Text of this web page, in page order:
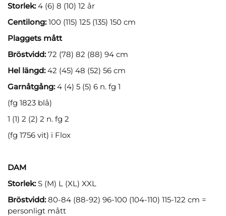
Storlek:4 (6) 8 (10) 12 år
Centilong:100 (115) 125 (135) 150 cm
Plaggets mått
Bröstvidd:72 (78) 82 (88) 94 cm
Hel längd:42 (45) 48 (52) 56 cm
Garnåtgång:4 (4) 5 (5) 6 n. fg 1
(fg 1823 blå)
1 (1) 2 (2) 2 n. fg 2
(fg 1756 vit) i Flox
DAM
Storlek:S (M) L (XL) XXL
Bröstvidd:80-84 (88-92) 96-100 (104-110) 115-122 cm =
personligt mått